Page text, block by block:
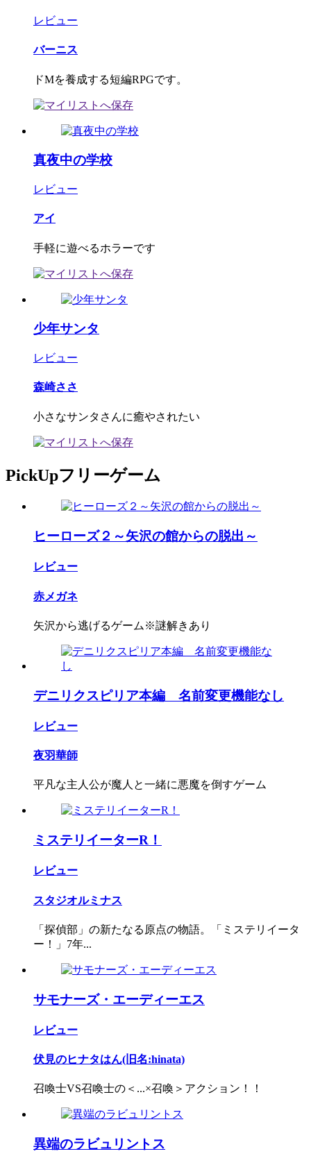
レビュー
バーニス
ドMを養成する短編RPGです。
真夜中の学校
レビュー
アイ
手軽に遊べるホラーです
少年サンタ
レビュー
森崎ささ
小さなサンタさんに癒やされたい
PickUpフリーゲーム
ヒーローズ２～矢沢の館からの脱出～
レビュー
赤メガネ
矢沢から逃げるゲーム※謎解きあり
デニリクスピリア本編 名前変更機能なし
レビュー
夜羽華師
平凡な主人公が魔人と一緒に悪魔を倒すゲーム
ミステリイーターR！
レビュー
スタジオルミナス
「探偵部」の新たなる原点の物語。「ミステリイータ
ー！」7年...
サモナーズ・エーディーエス
レビュー
伏見のヒナタはん(旧名:hinata)
召喚士VS召喚士の＜...×召喚＞アクション！！
異端のラビュリントス